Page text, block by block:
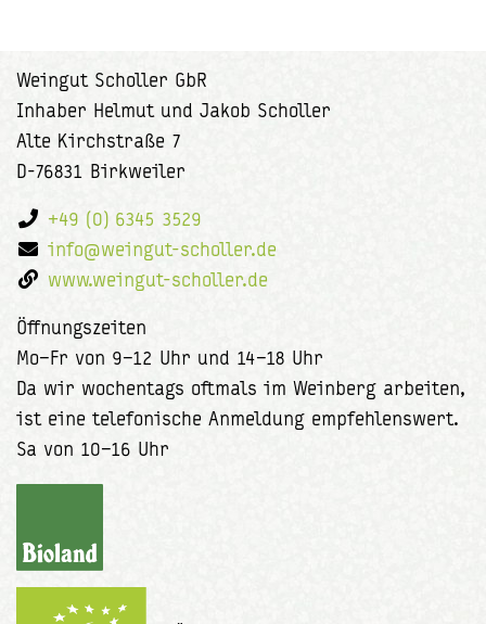
Weingut Scholler GbR
Inhaber Helmut und Jakob Scholler
Alte Kirchstraße 7
D-76831 Birkweiler
+49 (0) 6345 3529
info@weingut-scholler.de
www.weingut-scholler.de
Öffnungszeiten
Mo–Fr von 9–12 Uhr und 14–18 Uhr
Da wir wochentags oftmals im Weinberg arbeiten,
ist eine telefonische Anmeldung empfehlenswert.
Sa von 10–16 Uhr